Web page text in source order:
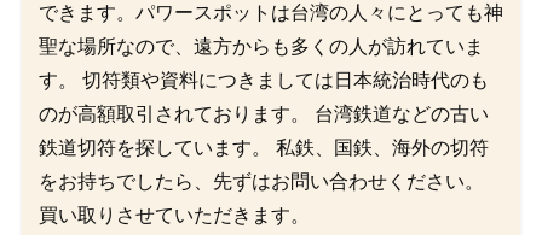
できます。パワースポットは台湾の人々にとっても神
聖な場所なので、遠方からも多くの人が訪れていま
す。 切符類や資料につきましては日本統治時代のも
のが高額取引されております。 台湾鉄道などの古い
鉄道切符を探しています。 私鉄、国鉄、海外の切符
をお持ちでしたら、先ずはお問い合わせください。
買い取りさせていただきます。